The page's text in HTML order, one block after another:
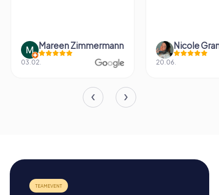
Mareen Zimmermann
03.02.
Nicole
20.06.